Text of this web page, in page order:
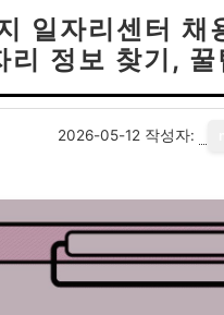
일자리센터 채
리 정보 찾기,
2026-05-12 작성자: